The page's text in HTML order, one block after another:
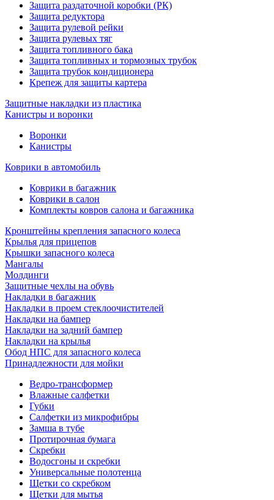
Защита раздаточной коробки (РК)
Защита редуктора
Защита рулевой рейки
Защита рулевых тяг
Защита топливного бака
Защита топливных и тормозных трубок
Защита трубок кондиционера
Крепеж для защиты картера
Защитные накладки из пластика
Канистры и воронки
Воронки
Канистры
Коврики в автомобиль
Коврики в багажник
Коврики в салон
Комплекты ковров салона и багажника
Кронштейны крепления запасного колеса
Крылья для прицепов
Крышки запасного колеса
Мангалы
Молдинги
Защитные чехлы на обувь
Накладки в багажник
Накладки в проем стеклоочистителей
Накладки на бампер
Накладки на задний бампер
Накладки на крылья
Обод НПС для запасного колеса
Принадлежности для мойки
Ведро-трансформер
Влажные салфетки
Губки
Салфетки из микрофибры
Замша в тубе
Протирочная бумага
Скребки
Водосгоны и скребки
Универсальные полотенца
Щетки со скребком
Щетки для мытья